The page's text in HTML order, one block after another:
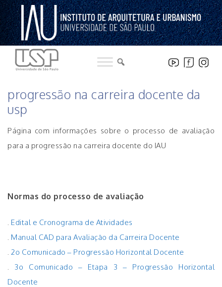
Pular
para
o
conteúdo
progressão na carreira docente da
usp
Página com informações sobre o processo de avaliação
para a progressão na carreira docente do IAU
Normas do processo de avaliação
Edital e Cronograma de Atividades
Manual CAD para Avaliação da Carreira Docente
2o Comunicado – Progressão Horizontal Docente
3o Comunicado – Etapa 3 – Progressão Horizontal
Docente